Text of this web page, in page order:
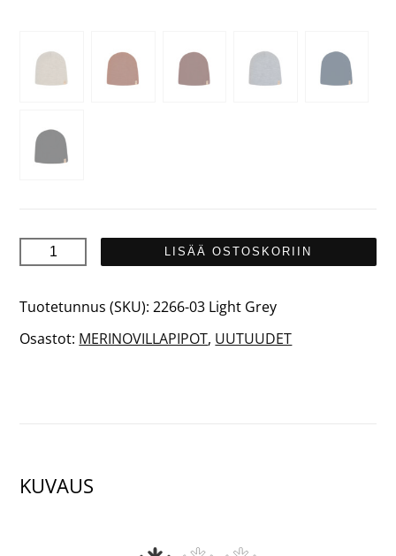
TUNTURI
määrä
LISÄÄ OSTOSKORIIN
Tuotetunnus (SKU):2266-03 Light Grey
Osastot: MERINOVILLAPIPOT, UUTUUDET
KUVAUS